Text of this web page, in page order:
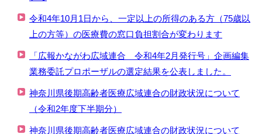
令和4年10月1日から、一定以上の所得のある方（75歳以
上の方等）の医療費の窓口負担割合が変わります
「広報かながわ広域連合 令和4年2月発行号」企画編集
業務委託プロポーザルの選定結果を公表しました。
神奈川県後期高齢者医療広域連合の財政状況について
（令和2年度下半期分）
神奈川県後期高齢者医療広域連合の財政状況について